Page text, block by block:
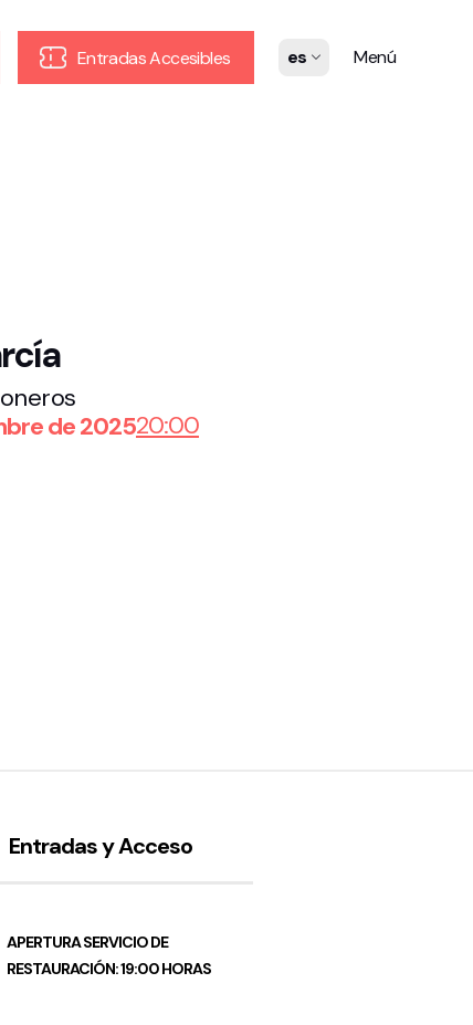
Entradas Accesibles es Menú
de 202520:00
Entradas y Acceso
APERTURA SERVICIO DE
RESTAURACIÓN: 19:00 HORAS